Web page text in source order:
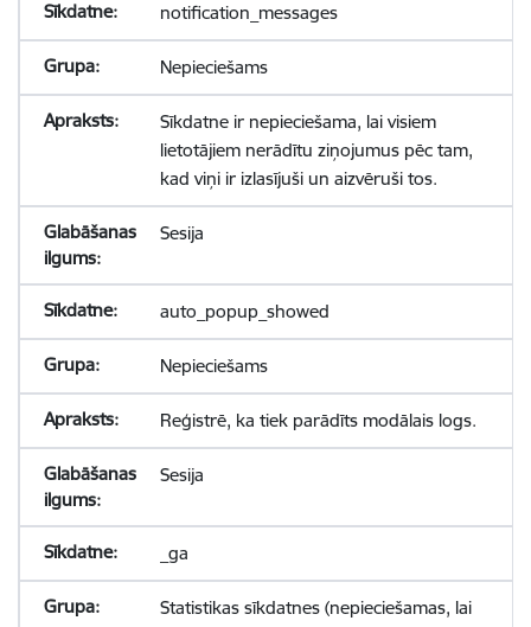
notification_messages
Nepieciešams
Sīkdatne ir nepieciešama, lai visiem
lietotājiem nerādītu ziņojumus pēc tam,
kad viņi ir izlasījuši un aizvēruši tos.
Sesija
auto_popup_showed
Nepieciešams
Reģistrē, ka tiek parādīts modālais logs.
Sesija
_ga
Statistikas sīkdatnes (nepieciešamas, lai